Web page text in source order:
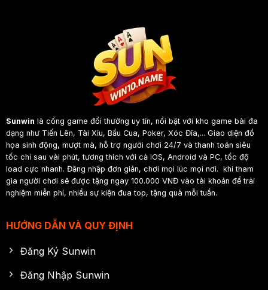
Sunwin là cổng game đổi thưởng uy tín, nổi bật với kho game bài đa
dạng như Tiến Lên, Tài Xỉu, Bầu Cua, Poker, Xóc Đĩa,... Giao diện đồ
họa sinh động, mượt mà, hỗ trợ người chơi 24/7 và thanh toán siêu
tốc chỉ sau vài phút, tương thích với cả iOS, Android và PC, tốc độ
load cực nhanh. Đăng nhập đơn giản, chơi mọi lúc mọi nơi. khi tham
gia người chơi sẽ được tặng ngay 100.000 VNĐ vào tài khoản để trải
nghiệm miễn phí, nhiều sự kiện đua top, tặng quà mỗi tuần.
HƯỚNG DẪN VÀ QUY ĐỊNH
Đăng Ký Sunwin
Đăng Nhập Sunwin